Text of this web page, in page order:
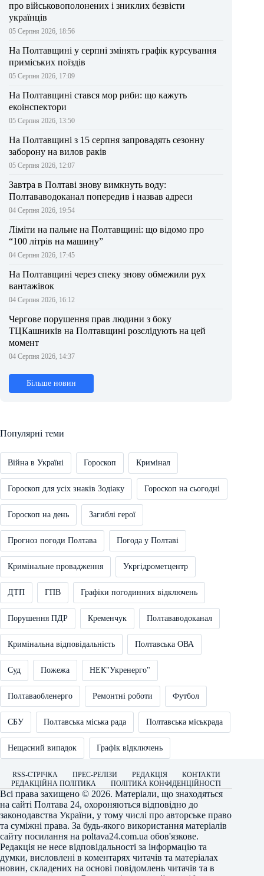
про військовополонених і зниклих безвісти
українців
05 Серпня 2026, 18:56
На Полтавщині у серпні змінять графік курсування
приміських поїздів
05 Серпня 2026, 17:09
На Полтавщині стався мор риби: що кажуть
екоінспектори
05 Серпня 2026, 13:50
На Полтавщині з 15 серпня запровадять сезонну
заборону на вилов раків
05 Серпня 2026, 12:07
Завтра в Полтаві знову вимкнуть воду:
Полтававодоканал попередив і назвав адреси
04 Серпня 2026, 19:54
Ліміти на пальне на Полтавщині: що відомо про
“100 літрів на машину”
04 Серпня 2026, 17:45
На Полтавщині через спеку знову обмежили рух
вантажівок
04 Серпня 2026, 16:12
Чергове порушення прав людини з боку
ТЦКашників на Полтавщині розслідують на цей
момент
04 Серпня 2026, 14:37
Більше новин
Популярні теми
Війна в Україні Гороскоп Кримінал
Гороскоп для усіх знаків Зодіаку Гороскоп на сьогодні
Гороскоп на день Загиблі герої
Прогноз погоди Полтава Погода у Полтаві
Кримінальне провадження Укргідрометцентр
ДТП ГПВ Графіки погодинних відключень
Порушення ПДР Кременчук Полтававодоканал
Кримінальна відповідальність Полтавська ОВА
Суд Пожежа НЕК"Укренерго"
Полтаваобленерго Ремонтні роботи Футбол
СБУ Полтавська міська рада Полтавська міськрада
Нещасний випадок Графік відключень
RSS-СТРІЧКА ПРЕС-РЕЛІЗИ РЕДАКЦІЯ
КОНТАКТИ
РЕДАКЦІЙНА ПОЛІТИКА
ПОЛІТИКА КОНФІДЕНЦІЙНОСТІ
Всі права захищено © 2026. Матеріали, що знаходяться
на сайті Полтава 24, охороняються відповідно до
законодавства України, у тому числі про авторське право
та суміжні права. За будь-якого використання матеріалів
сайту посилання на poltava24.com.ua обов'язкове.
Редакція не несе відповідальності за інформацію та
думки, висловлені в коментарях читачів та матеріалах
новин, складених на основі повідомлень читачів та в